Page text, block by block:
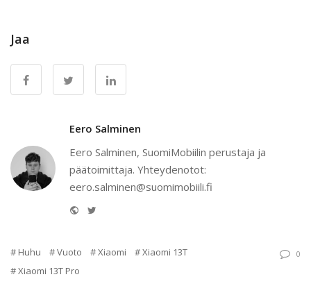
Jaa
Eero Salminen
Eero Salminen, SuomiMobiilin perustaja ja
päätoimittaja. Yhteydenotot:
eero.salminen@suomimobiili.fi
Website
Huhu Vuoto Xiaomi
Xiaomi 13T
Xiaomi 13T Pro
0